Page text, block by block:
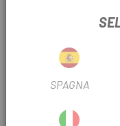
per il cablaggio
Corpo della leva
RAPIDFIRE PLUS
SPAGNA